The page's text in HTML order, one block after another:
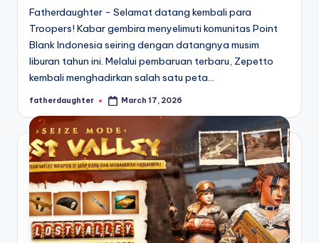
Fatherdaughter - Selamat datang kembali para
Troopers! Kabar gembira menyelimuti komunitas Point
Blank Indonesia seiring dengan datangnya musim
liburan tahun ini. Melalui pembaruan terbaru, Zepetto
kembali menghadirkan salah satu peta…
Posted
fatherdaughter March 17, 2026